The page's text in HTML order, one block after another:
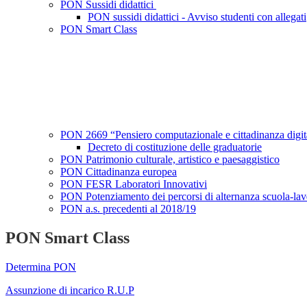
PON Sussidi didattici
PON sussidi didattici - Avviso studenti con allegati
PON Smart Class
PON 2669 “Pensiero computazionale e cittadinanza
Decreto di costituzione delle graduatorie
PON Patrimonio culturale, artistico e paesaggistico
PON Cittadinanza europea
PON FESR Laboratori Innovativi
PON Potenziamento dei percorsi di alternanza scuola-
PON a.s. precedenti al 2018/19
PON Smart Class
Determina PON
Assunzione di incarico R.U.P